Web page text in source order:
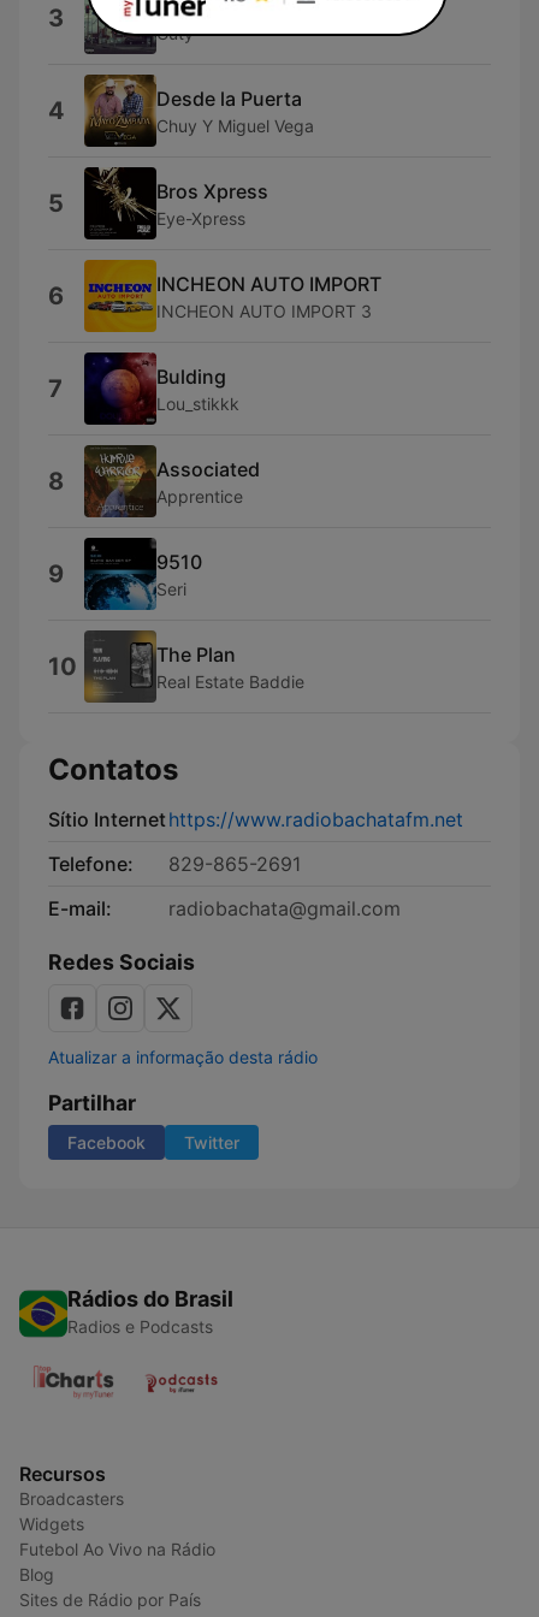
3 Liquor Store N Lottery
Guty
4 Desde la Puerta
Chuy Y Miguel Vega
5 Bros Xpress
Eye-Xpress
6 INCHEON AUTO IMPORT
INCHEON AUTO IMPORT 3
7 Bulding
Lou_stikkk
8 Associated
Apprentice
9 9510
Seri
10 The Plan
Real Estate Baddie
Contatos
Sítio Internethttps://www.radiobachatafm.net
Telefone:
829-865-2691
E-mail:
radiobachata@gmail.com
Redes Sociais
Atualizar a informação desta rádio
Partilhar
Facebook Twitter
Rádios do Brasil
Radios e Podcasts
Recursos
Broadcasters
Widgets
Futebol Ao Vivo na Rádio
Blog
Sites de Rádio por País